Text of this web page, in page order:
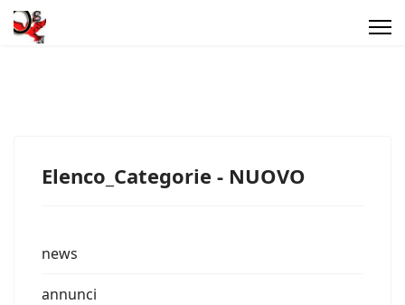
Elenco_Categorie - NUOVO
news
annunci